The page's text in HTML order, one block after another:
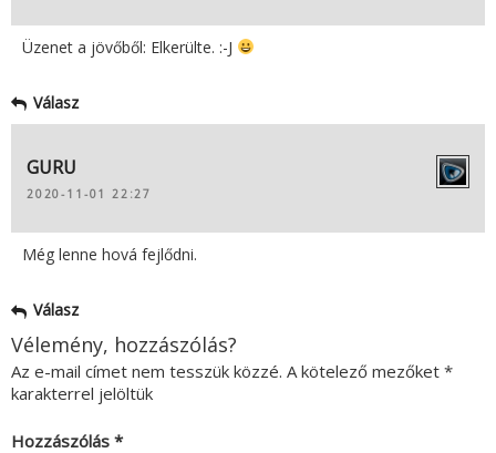
Üzenet a jövőből: Elkerülte. :-J
Válasz
GURU
2020-11-01 22:27
Még lenne hová fejlődni.
Válasz
Vélemény, hozzászólás?
Az e-mail címet nem tesszük közzé. A kötelező mezőket *
karakterrel jelöltük
Hozzászólás *